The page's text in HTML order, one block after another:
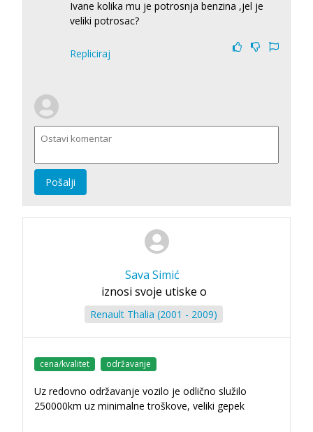
Ivane kolika mu je potrosnja benzina ,jel je
veliki potrosac?
Repliciraj
Pošalji
Sava Simić
iznosi svoje utiske o
Renault Thalia (2001 - 2009)
cena/kvalitet održavanje
Uz redovno održavanje vozilo je odlično služilo
250000km uz minimalne troškove, veliki gepek